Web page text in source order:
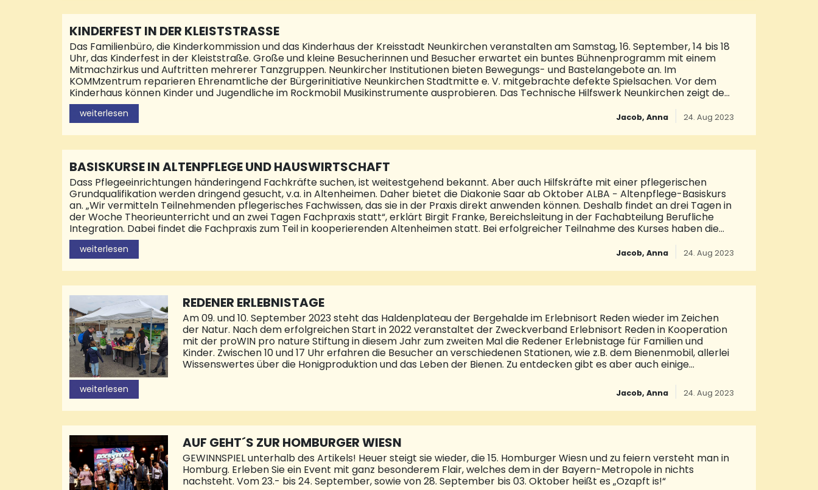
KINDERFEST IN DER KLEISTSTRASSE
Das Familienbüro, die Kinderkommission und das Kinderhaus der Kreisstadt Neunkirchen veranstalten am Samstag, 16. September, 14 bis 18
Uhr, das Kinderfest in der Kleiststraße. Große und kleine Besucherinnen und Besucher erwartet ein buntes Bühnenprogramm mit einem
Mitmachzirkus und Auftritten mehrerer Tanzgruppen. Neunkircher Institutionen bieten Bewegungs- und Bastelangebote an. Im
KOMMzentrum reparieren Ehrenamtliche der Bürgerinitiative Neunkirchen Stadtmitte e. V. mitgebrachte defekte Spielsachen. Vor dem
Kinderhaus können Kinder und Jugendliche im Rockmobil Musikinstrumente ausprobieren. Das Technische Hilfswerk Neunkirchen zeigt den
Besucherinnen und Besuchern eines seiner Einsatzfahrzeuge. Essen und Trinken wird zu familienfreundlichen Preisen angeboten. Mehr
Informationen sind telefonisch erhältlich unter (06821) 202-417.
weiterlesen Jacob, Anna 24. Aug 2023
BASISKURSE IN ALTENPFLEGE UND HAUSWIRTSCHAFT
Dass Pflegeeinrichtungen händeringend Fachkräfte suchen, ist weitestgehend bekannt. Aber auch Hilfskräfte mit einer pflegerischen
Grundqualifikation werden dringend gesucht, v.a. in Altenheimen. Daher bietet die Diakonie Saar ab Oktober ALBA − Altenpflege-Basiskurs
an. „Wir vermitteln Teilnehmenden pflegerisches Fachwissen, das sie in der Praxis direkt anwenden können. Deshalb findet an drei Tagen in
der Woche Theorieunterricht und an zwei Tagen Fachpraxis statt“, erklärt Birgit Franke, Bereichsleitung in der Fachabteilung Berufliche
Integration. Dabei findet die Fachpraxis zum Teil in kooperierenden Altenheimen statt. Bei erfolgreicher Teilnahme des Kurses haben die
Teilnehmenden dann gute Möglichkeiten, als Hilfskraft direkt in die Altenpflege einzusteigen. Auch im häuslichen Bereich kommt es
zunehmend zu personellen Engpässen. So suchen Familien mit Kindern oder alleinstehende, ältere Menschen oftmals händeringend nach
Menschen, die sie im Alltag unterstützen. „Es geht darum, einkau
weiterlesen Jacob, Anna 24. Aug 2023
REDENER ERLEBNISTAGE
Am 09. und 10. September 2023 steht das Haldenplateau der Bergehalde im Erlebnisort Reden wieder im Zeichen
der Natur. Nach dem erfolgreichen Start in 2022 veranstaltet der Zweckverband Erlebnisort Reden in Kooperation
mit der proWIN pro nature Stiftung in diesem Jahr zum zweiten Mal die Redener Erlebnistage für Familien und
Kinder. Zwischen 10 und 17 Uhr erfahren die Besucher an verschiedenen Stationen, wie z.B. dem Bienenmobil, allerlei
Wissenswertes über die Honigproduktion und das Leben der Bienen. Zu entdecken gibt es aber auch einige
Stand erfahren Kinder warum Plastikabfälle in der Natur so gefährlich sind und was man dagegen tun kann. Sie
lernen, wie man umweltbewusst mit Kunststoffen umgeht, diese ordentlich entsorgt und dem Recycling zuführt. In
einem praktischen Teil kann dann Knete ohne Plastik hergestellt werden.Bei Saarvival geht es um das Leben im
Rhythmus der Natu
weiterlesen Jacob, Anna 24. Aug 2023
AUF GEHT´S ZUR HOMBURGER WIESN
GEWINNSPIEL unterhalb des Artikels! Heuer steigt sie wieder, die 15. Homburger Wiesn und zu feiern versteht man in
Homburg. Erleben Sie ein Event mit ganz besonderem Flair, welches dem in der Bayern-Metropole in nichts
nachsteht. Vom 23.- bis 24. September, sowie von 28. September bis 03. Oktober heißt es „Ozapft is!“